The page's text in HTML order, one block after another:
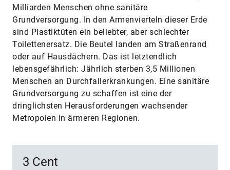
Milliarden Menschen ohne sanitäre
Grundversorgung. In den Armenvierteln dieser Erde
sind Plastiktüten ein beliebter, aber schlechter
Toilettenersatz. Die Beutel landen am Straßenrand
oder auf Hausdächern. Das ist letztendlich
lebensgefährlich: Jährlich sterben 3,5 Millionen
Menschen an Durchfallerkrankungen. Eine sanitäre
Grundversorgung zu schaffen ist eine der
dringlichsten Herausforderungen wachsender
Metropolen in ärmeren Regionen.
3 Cent